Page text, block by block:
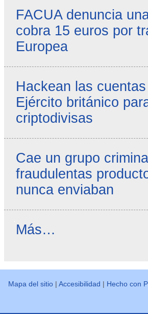
FACUA denuncia
cobra 15 euros por
Europea
Hackean las
Ejército británico
criptodivisas
Cae un grupo
fraudulentas
nunca enviaban
Reseñas
Más…
Mapa del sitio |Accesibilidad | Hecho con